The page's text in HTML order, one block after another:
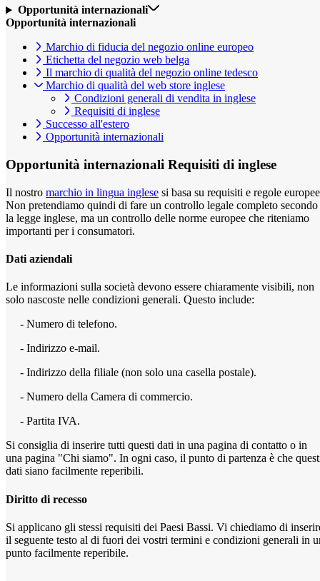
Opportunità internazionali
Opportunità internazionali
Marchio di fiducia del negozio online europeo
Etichetta del negozio web belga
Il marchio di qualità del negozio online tedesco
Marchio di qualità del web store inglese
Condizioni generali di vendita in inglese
Requisiti di inglese
Successo all'estero
Opportunità internazionali
Opportunità internazionali Requisiti di inglese
Il nostro marchio in lingua inglese si basa su requisiti e regole
Non pretendiamo quindi di fare un controllo legale completo secondo
la legge inglese, ma un controllo delle norme europee che riteniamo
importanti per i consumatori.
Dati aziendali
Le informazioni sulla società devono essere chiaramente visibili, non
solo nascoste nelle condizioni generali. Questo include:
- Numero di telefono.
- Indirizzo e-mail.
- Indirizzo della filiale (non solo una casella postale).
- Numero della Camera di commercio.
- Partita IVA.
Si consiglia di inserire tutti questi dati in una pagina di contatto o in
una pagina "Chi siamo". In ogni caso, il punto di partenza è che
dati siano facilmente reperibili.
Diritto di recesso
Si applicano gli stessi requisiti dei Paesi Bassi. Vi chiediamo di
il seguente testo al di fuori dei vostri termini e condizioni generali in
punto facilmente reperibile.